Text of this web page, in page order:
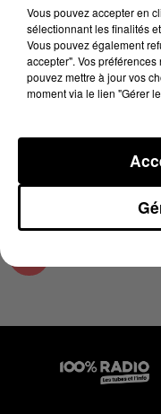
11 novembre 2024 -
LES INFOS DE
09H00
Podcasts infos de
Vous pouvez accepter en
sélectionnant les finalités
Vous pouvez également
accepter". Vos
pouvez mettre à jour vos
moment via le lien "Gérer